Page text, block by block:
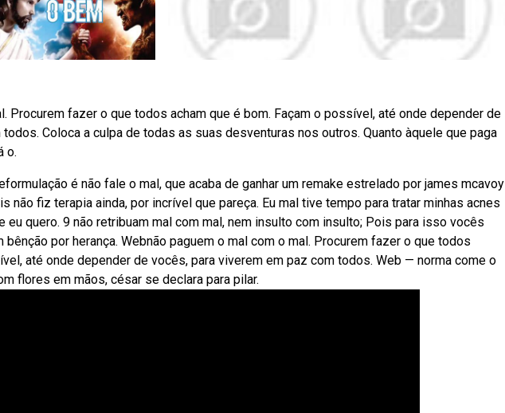
Procurem fazer o que todos acham que é bom. Façam o possível, até onde depender de
Coloca a culpa de todas as suas desventuras nos outros. Quanto àquele que paga
o.
é não fale o mal, que acaba de ganhar um remake estrelado por james mcavoy
não fiz terapia ainda, por incrível que pareça. Eu mal tive tempo para tratar minhas acnes
eu quero. 9 não retribuam mal com mal, nem insulto com insulto; Pois para isso vocês
por herança. Webnão paguem o mal com o mal. Procurem fazer o que todos
até onde depender de vocês, para viverem em paz com todos. Web — norma come o
flores em mãos, césar se declara para pilar.